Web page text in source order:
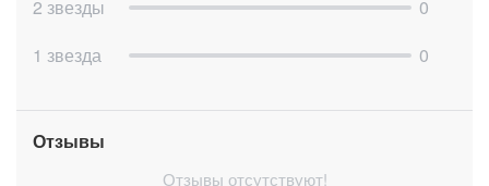
2 звезды
0
1 звезда
0
Отзывы
Отзывы отсутствуют!